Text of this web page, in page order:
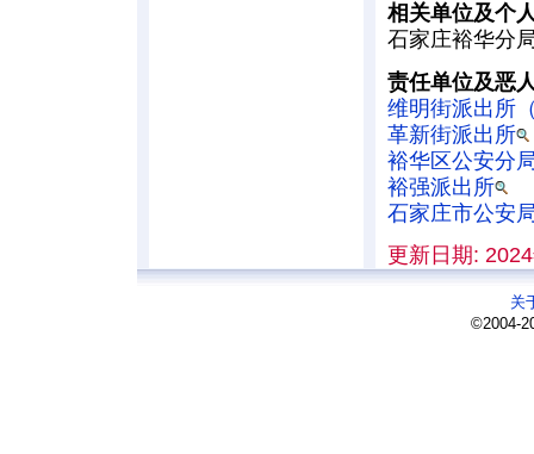
相关单位及个
石家庄裕华分
责任单位及恶
维明街派出所
革新街派出所
裕华区公安分
裕强派出所
石家庄市公安
更新日期:
关
©2004-